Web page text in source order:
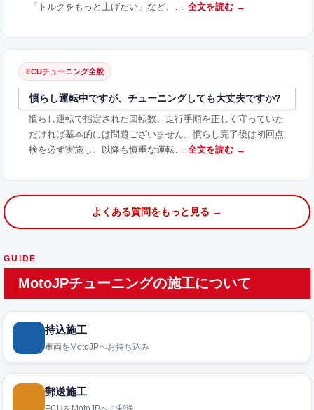
「トルクをもっと上げたい」など、…
全文を読む →
ECUチューニング全般
慣らし運転中ですが、チューニングしても大丈夫ですか?
慣らし運転で指定された回転数、走行手順を正しく守っていた
だければ基本的には問題ございません。慣らし完了後は初回点
検を必ず実施し、以降も慎重な運転…
全文を読む →
よくある質問をもっと見る →
GUIDE
MotoJPチューニングの施工について
持込施工
車両をMotoJPへお持ち込み
郵送施工